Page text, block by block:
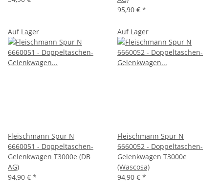
95,90 € *
Auf Lager
Fleischmann Spur N
6660051 - Doppeltaschen-
Gelenkwagen T3000e (DB
AG)
94,90 € *
Auf Lager
Fleischmann Spur N
6660052 - Doppeltaschen-
Gelenkwagen T3000e
(Wascosa)
94,90 € *